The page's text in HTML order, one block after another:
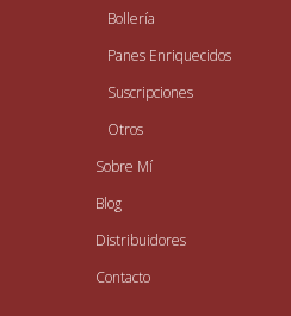
Bollería
Panes Enriquecidos
Suscripciones
Otros
Sobre Mí
Blog
Distribuidores
Contacto